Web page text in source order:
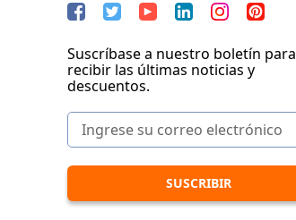
Suscríbase a nuestro boletín para
recibir las últimas noticias y
descuentos.